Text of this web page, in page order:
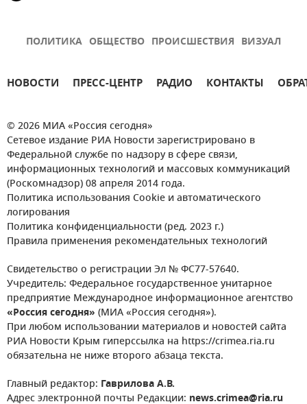
ПОЛИТИКА ОБЩЕСТВО ПРОИСШЕСТВИЯ ВИЗУАЛ
НОВОСТИ ПРЕСС-ЦЕНТР РАДИО КОНТАКТЫ
© 2026 МИА «Россия сегодня»
Сетевое издание РИА Новости зарегистрировано в
Федеральной службе по надзору в сфере связи,
информационных технологий и массовых коммуникаций
(Роскомнадзор) 08 апреля 2014 года.
Политика использования Cookie и автоматического
логирования
Политика конфиденциальности (ред. 2023 г.)
Правила применения рекомендательных технологий
Свидетельство о регистрации Эл № ФС77-57640.
Учредитель: Федеральное государственное унитарное
предприятие Международное информационное агентство
«Россия сегодня» (МИА «Россия сегодня»).
При любом использовании материалов и новостей сайта
РИА Новости Крым гиперссылка на https://crimea.ria.ru
обязательна не ниже второго абзаца текста.
Главный редактор: Гаврилова А.В.
Адрес электронной почты Редакции: news.crimea@ria.ru